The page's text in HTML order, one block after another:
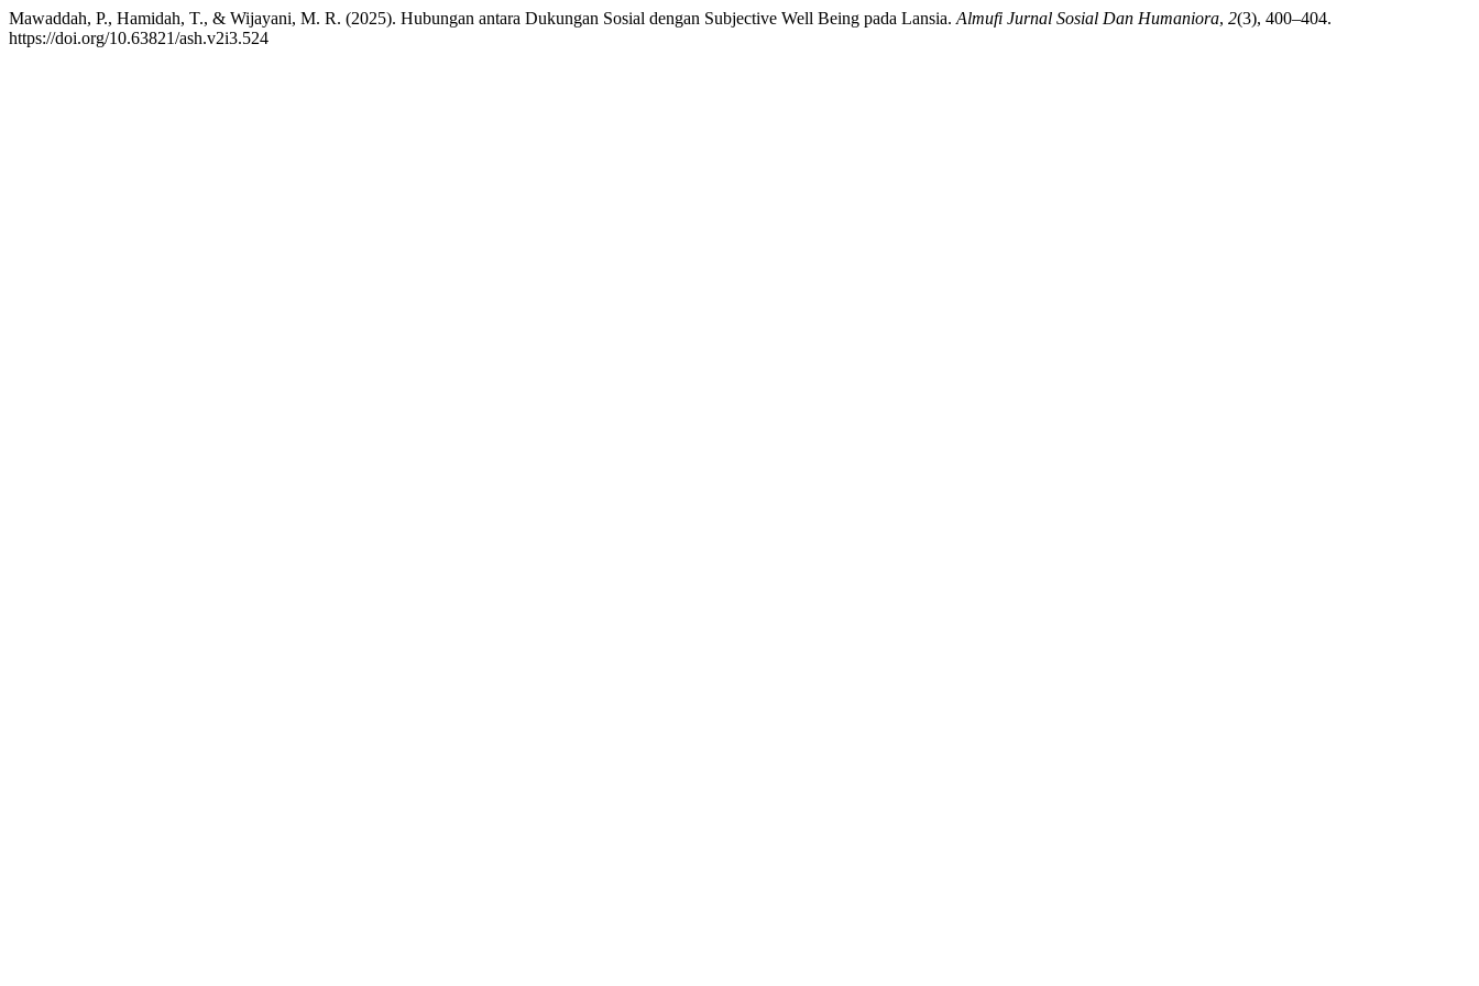
Mawaddah, P., Hamidah, T., & Wijayani, M. R. (2025). Hubungan antara Dukungan Sosial dengan Subjective Well Being pada Lansia. Almufi Jurnal Sosial Dan Humaniora, 2(3), 400–404.
https://doi.org/10.63821/ash.v2i3.524